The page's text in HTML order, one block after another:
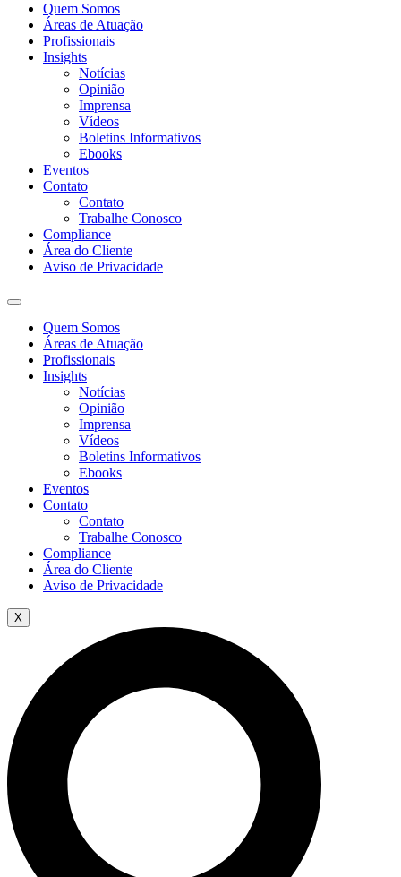
Quem Somos
Áreas de Atuação
Profissionais
Insights
Notícias
Opinião
Imprensa
Vídeos
Boletins Informativos
Ebooks
Eventos
Contato
Contato
Trabalhe Conosco
Compliance
Área do Cliente
Aviso de Privacidade
Quem Somos
Áreas de Atuação
Profissionais
Insights
Notícias
Opinião
Imprensa
Vídeos
Boletins Informativos
Ebooks
Eventos
Contato
Contato
Trabalhe Conosco
Compliance
Área do Cliente
Aviso de Privacidade
X